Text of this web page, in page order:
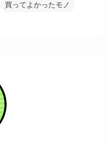
買ってよかったモノ